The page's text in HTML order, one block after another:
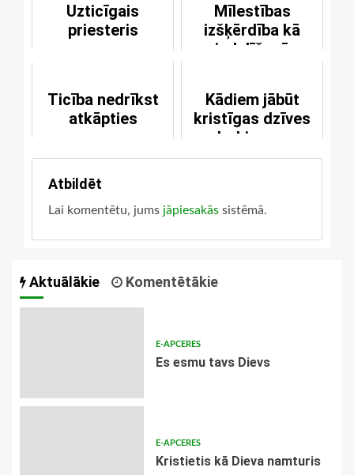
Uzticīgais
priesteris
Mīlestības
izšķērdība kā
piedalīšanās
Ticība nedrīkst
atkāpties
Kādiem jābūt
kristīgas dzīves
darbiem un
augļiem
Atbildēt
Lai komentētu, jums jāpiesakās sistēmā.
Aktuālākie Komentētākie
E-APCERES
Es esmu tavs Dievs
E-APCERES
Kristietis kā Dieva namturis